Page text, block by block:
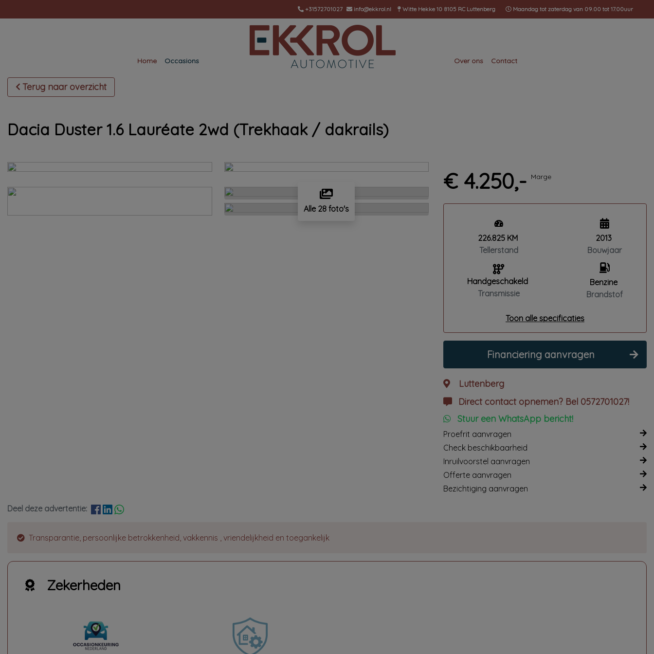
+31572701027 info@ekkrol.nl Witte Hekke 10 8105 RC Luttenberg Maandag tot zaterdag van 09.00 tot 17.00uur
Home Occasions Over ons Contact
Terug naar overzicht
Dacia Duster 1.6 Lauréate 2wd (Trekhaak / dakrails)
Alle 28 foto's
€ 4.250,- Marge
226.825 KM
Tellerstand
Handgeschakeld
Transmissie
2013
Bouwjaar
Benzine
Brandstof
Toon alle specificaties
Financiering aanvragen
Luttenberg
Direct contact opnemen? Bel 0572701027!
Stuur een WhatsApp bericht!
Proefrit aanvragen
Check beschikbaarheid
Inruilvoorstel aanvragen
Offerte aanvragen
Bezichtiging aanvragen
Deel deze advertentie:
Transparantie, persoonlijke betrokkenheid, vakkennis , vriendelijkheid en toegankelijk
Zekerheden